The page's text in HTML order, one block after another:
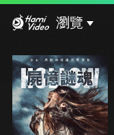
瀏覽